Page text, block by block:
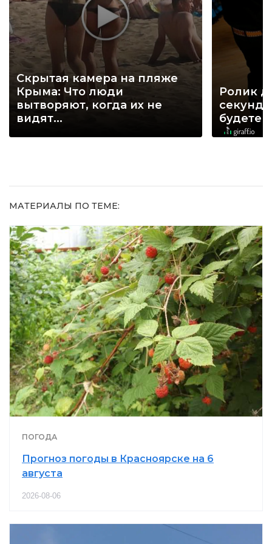
Скрытая камера на пляже
Крыма: Что люди
вытворяют, когда их не
видят...
Ролик
секунд,
будете
МАТЕРИАЛЫ ПО ТЕМЕ:
ПОГОДА
Прогноз погоды в Красноярске на 6
августа
2026-08-06